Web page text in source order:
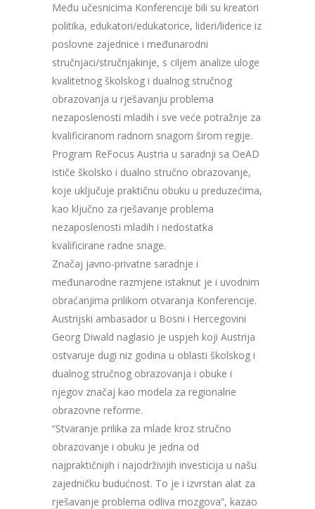
Među učesnicima Konferencije bili su kreatori
politika, edukatori/edukatorice, lideri/liderice iz
poslovne zajednice i međunarodni
stručnjaci/stručnjakinje, s ciljem analize uloge
kvalitetnog školskog i dualnog stručnog
obrazovanja u rješavanju problema
nezaposlenosti mladih i sve veće potražnje za
kvalificiranom radnom snagom širom regije.
Program ReFocus Austria u saradnji sa OeAD
ističe školsko i dualno stručno obrazovanje,
koje uključuje praktičnu obuku u preduzećima,
kao ključno za rješavanje problema
nezaposlenosti mladih i nedostatka
kvalificirane radne snage.
Značaj javno-privatne saradnje i
međunarodne razmjene istaknut je i uvodnim
obraćanjima prilikom otvaranja Konferencije.
Austrijski ambasador u Bosni i Hercegovini
Georg Diwald naglasio je uspjeh koji Austrija
ostvaruje dugi niz godina u oblasti školskog i
dualnog stručnog obrazovanja i obuke i
njegov značaj kao modela za regionalne
obrazovne reforme.
“Stvaranje prilika za mlade kroz stručno
obrazovanje i obuku je jedna od
najpraktičnijih i najodrživijih investicija u našu
zajedničku budućnost. To je i izvrstan alat za
rješavanje problema odliva mozgova”, kazao